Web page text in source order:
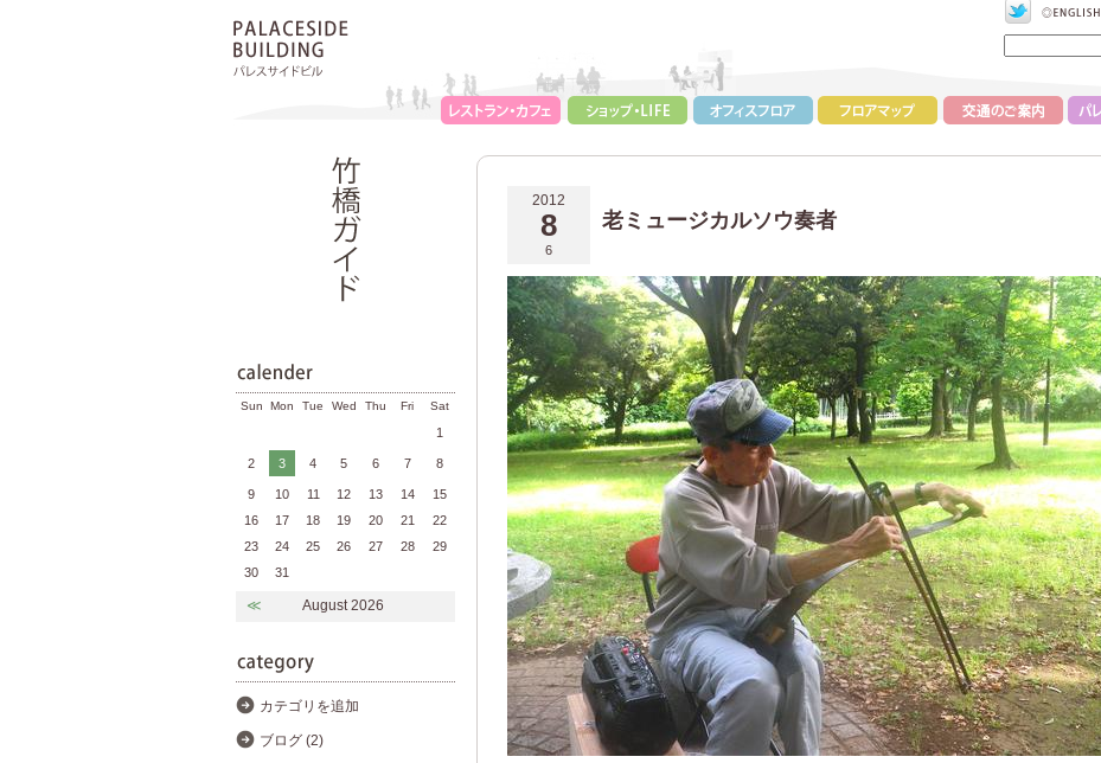
2012
8
6
老ミュージカルソウ奏者
Sun Mon Tue Wed Thu Fri Sat
1
2 3 4 5 6 7 8
9 10 11 12 13 14
15
16
17 18 19 20 21
22
23
24 25 26 27 28
29
30
31
≪ August 2026
カテゴリを追加
ブログ (2)